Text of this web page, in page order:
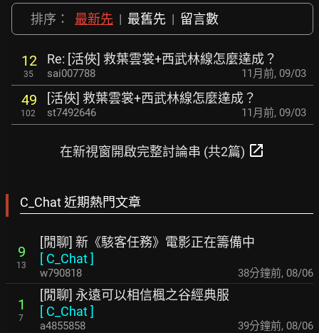
排序： 最新先 | 最舊先 | 留言數
12
35
Re: [活俠] 救葉雲裳+西武林線怎麼達成？
sai007788 11月前, 09/03
49
102
[活俠] 救葉雲裳+西武林線怎麼達成？
st7492646 11月前, 09/03
在新視窗開啟完整討論串 (共2篇) open_in_new
C_Chat 近期熱門文章
9
13
[閒聊] 新《駭客任務》電影正在籌備中
[ C_Chat]
w790818 38分鐘前, 08/06
1
7
[閒聊] 永遠可以相信楓之谷經典服
[ C_Chat]
a4855858 39分鐘前, 08/06